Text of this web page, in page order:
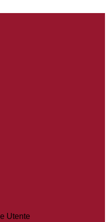
Utente